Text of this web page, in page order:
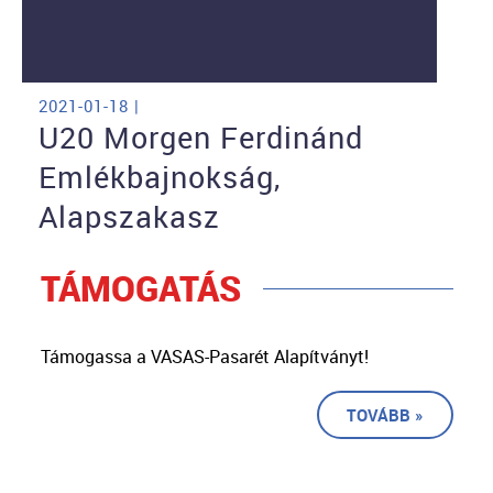
2021-01-18 |
U20 Morgen Ferdinánd
Emlékbajnokság,
Alapszakasz
TÁMOGATÁS
Támogassa a VASAS-Pasarét Alapítványt!
TOVÁBB »